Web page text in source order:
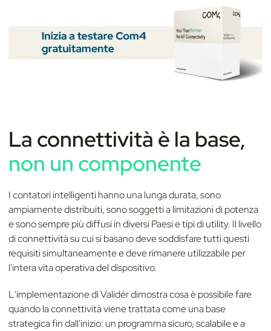
La connettività è la base,
non un componente
I contatori intelligenti hanno una lunga durata, sono
ampiamente distribuiti, sono soggetti a limitazioni di potenza
e sono sempre più diffusi in diversi Paesi e tipi di utility. Il livello
di connettività su cui si basano deve soddisfare tutti questi
requisiti simultaneamente e deve rimanere utilizzabile per
l'intera vita operativa del dispositivo.
L'implementazione di Validér dimostra cosa è possibile fare
quando la connettività viene trattata come una base
strategica fin dall'inizio: un programma sicuro, scalabile e a